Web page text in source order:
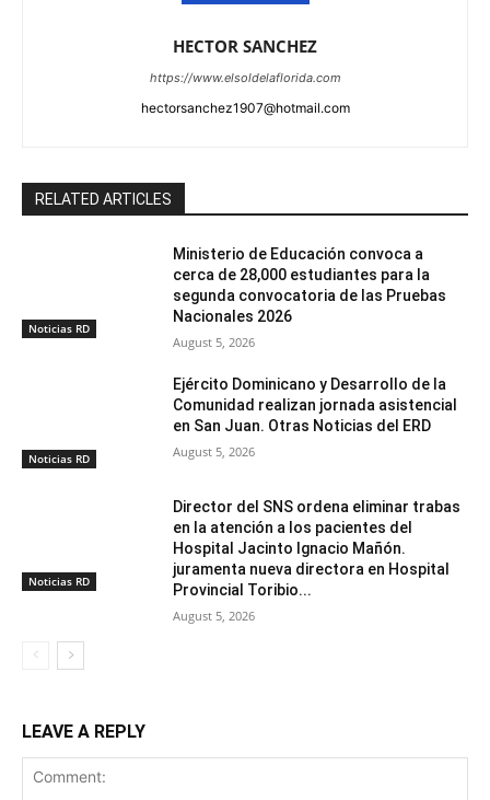
HECTOR SANCHEZ
https://www.elsoldelaflorida.com
hectorsanchez1907@hotmail.com
RELATED ARTICLES
Noticias RD
Ministerio de Educación convoca a
cerca de 28,000 estudiantes para la
segunda convocatoria de las Pruebas
Nacionales 2026
August 5, 2026
Noticias RD
Ejército Dominicano y Desarrollo de la
Comunidad realizan jornada asistencial
en San Juan. Otras Noticias del ERD
August 5, 2026
Noticias RD
Director del SNS ordena eliminar trabas
en la atención a los pacientes del
Hospital Jacinto Ignacio Mañón.
juramenta nueva directora en Hospital
Provincial Toribio...
August 5, 2026
LEAVE A REPLY